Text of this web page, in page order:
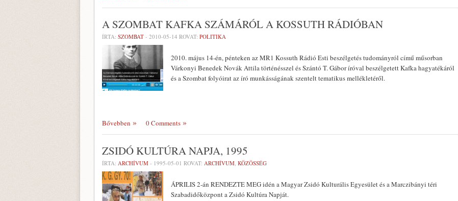
A SZOMBAT KAFKA SZÁMÁRÓL A KOSSUTH RÁDIÓBAN
ÍRTA: SZOMBAT - 2010-05-14 ROVAT: POLITIKA
2010. május 14-én, pénteken az MR1 Kossuth Rádió Esti beszélgetés tudományról című műsorban
Várkonyi Benedek Novák Attila történésszel és Szántó T. Gábor íróval beszélgetett Kafka hagyatékáról
és a Szombat folyóirat az író munkásságának szentelt tematikus mellékletéről.
Bővebben 0 Comments
ZSIDÓ KULTÚRA NAPJA, 1995
ÍRTA: ARCHÍVUM - 1995-05-01 ROVAT: ARCHÍVUM, KÖZÖSSÉG
ÁPRILIS 2-án RENDEZTE MEG idén a Magyar Zsidó Kulturális Egyesület és a Marczibányi téri
Szabad­időközpont a Zsidó Kultúra Napját.